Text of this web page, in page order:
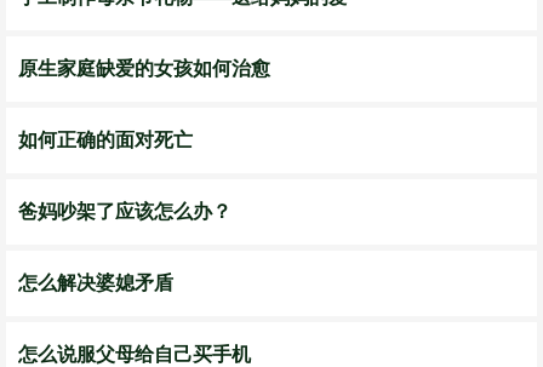
原生家庭缺爱的女孩如何治愈
如何正确的面对死亡
爸妈吵架了应该怎么办？
怎么解决婆媳矛盾
怎么说服父母给自己买手机